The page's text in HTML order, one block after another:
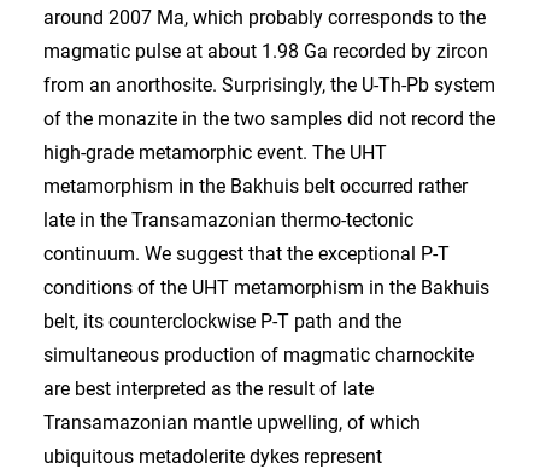
around 2007 Ma, which probably corresponds to the
magmatic pulse at about 1.98 Ga recorded by zircon
from an anorthosite. Surprisingly, the U-Th-Pb system
of the monazite in the two samples did not record the
high-grade metamorphic event. The UHT
metamorphism in the Bakhuis belt occurred rather
late in the Transamazonian thermo-tectonic
continuum. We suggest that the exceptional P-T
conditions of the UHT metamorphism in the Bakhuis
belt, its counterclockwise P-T path and the
simultaneous production of magmatic charnockite
are best interpreted as the result of late
Transamazonian mantle upwelling, of which
ubiquitous metadolerite dykes represent